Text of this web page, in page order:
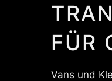
FÜR
Vans und